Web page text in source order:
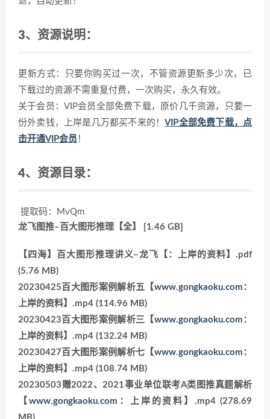
3、资源说明：
更新方式：只要你购买过一次，不管资源更新多少次，已
下载过的资源不需重复付费，一次购买，永久有效。
关于会员：VIP会员全部免费下载，原价几千资源，只要一
份外卖钱，上岸是几万都买不来的！VIP全部免费下载，点
击开通VIP会员 ！
4、资源目录：
提取码：MvQm
龙飞图推–百大图形推理【全】 [1.46 GB]
【四海】百大图形推理讲义–龙飞【：上岸的资料】.pdf
(5.76 MB)
20230425百大图形案例解析五【www.gongkaoku.com ：
上岸的资料】.mp4 (114.96 MB)
20230423百大图形案例解析三【www.gongkaoku.com ：
上岸的资料】.mp4 (132.24 MB)
20230427百大图形案例解析七【www.gongkaoku.com ：
上岸的资料】.mp4 (108.74 MB)
20230503赠2022、2021事业单位联考A类图推真题解析
【 www.gongkaoku.com ：上岸的资料】.mp4 (278.69